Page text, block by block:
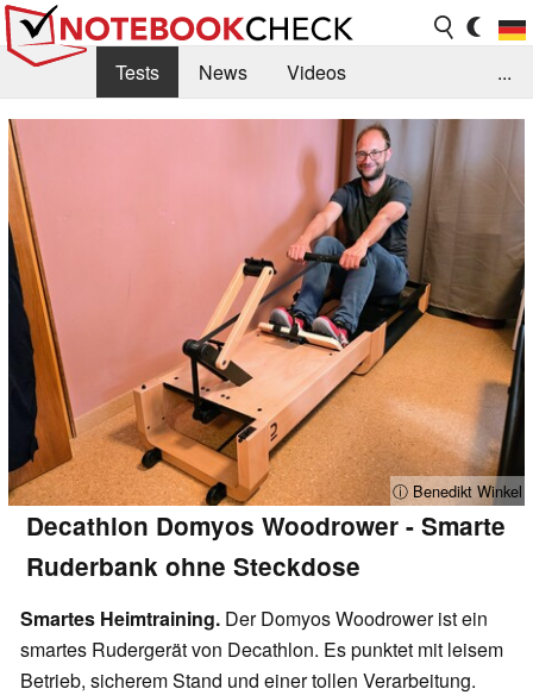
Tests News
Videos
Benchmarks & Tech
Externe Tests
Kaufberatung
Jobs
Forum
...
ⓘ Benedikt Winkel
Decathlon Domyos Woodrower - Smarte
Ruderbank ohne Steckdose
Smartes Heimtraining. Der Domyos Woodrower ist ein
smartes Rudergerät von Decathlon. Es punktet mit leisem
Betrieb, sicherem Stand und einer tollen Verarbeitung.